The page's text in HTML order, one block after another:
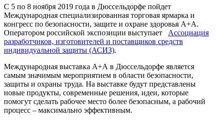
С 5 по 8 ноября 2019 года в Дюссельдорфе пойдет
Международная специализированная торговая ярмарка и
конгресс по безопасности, защите и охране здоровья A+A.
Оператором российской экспозиции выступает Ассоциация
разработчиков, изготовителей и поставщиков средств
индивидуальной защиты (АСИЗ).
Международная выставка А+А в Дюссельдорфе является
самым значимым мероприятием в области безопасности,
защиты и охраны труда. На выставке будут представлены
новые продукты, современные решения, идеи, которые
помогут сделать рабочее место более безопасным, а рабочий
процесс – максимально эффективным.